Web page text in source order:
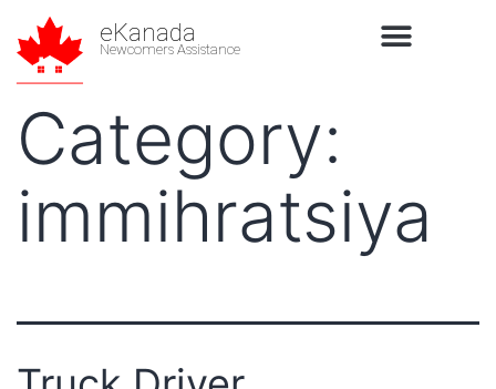
eKanada
Newcomers Assistance
Category:
immihratsiya